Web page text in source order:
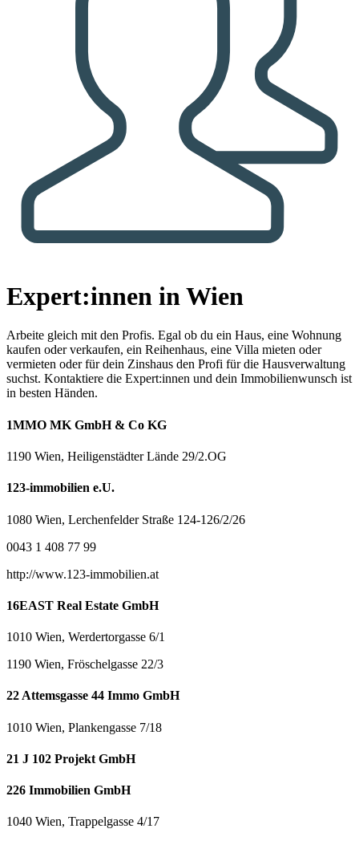
Expert:innen in Wien
Arbeite gleich mit den Profis. Egal ob du ein Haus, eine Wohnung
kaufen oder verkaufen, ein Reihenhaus, eine Villa mieten oder
vermieten oder für dein Zinshaus den Profi für die Hausverwaltung
suchst. Kontaktiere die Expert:innen und dein Immobilienwunsch ist
in besten Händen.
1MMO MK GmbH & Co KG
1190 Wien, Heiligenstädter Lände 29/2.OG
123-immobilien e.U.
1080 Wien, Lerchenfelder Straße 124-126/2/26
0043 1 408 77 99
http://www.123-immobilien.at
16EAST Real Estate GmbH
1010 Wien, Werdertorgasse 6/1
1190 Wien, Fröschelgasse 22/3
22 Attemsgasse 44 Immo GmbH
1010 Wien, Plankengasse 7/18
21 J 102 Projekt GmbH
226 Immobilien GmbH
1040 Wien, Trappelgasse 4/17